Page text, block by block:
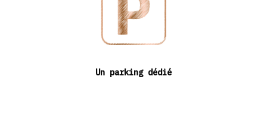
Un parking dédié